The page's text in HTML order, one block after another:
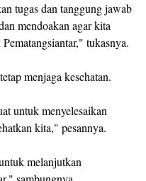
tugas dan tanggung jawab
mendoakan agar kita
tukasnya.
menjaga kesehatan.
untuk menyelesaikan
kita," pesannya.
melanjutkan